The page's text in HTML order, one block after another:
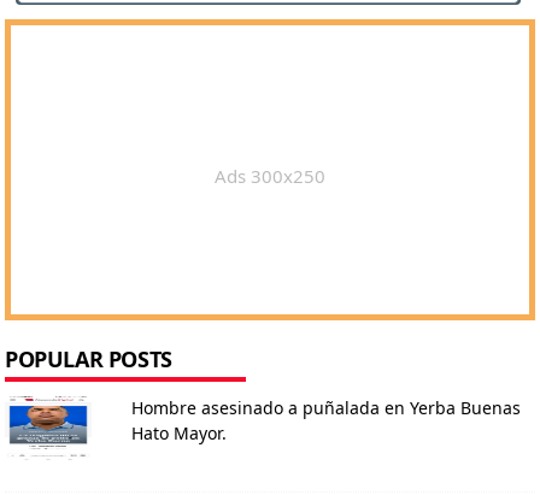
Ads 300x250
POPULAR POSTS
Hombre asesinado a puñalada en Yerba Buenas
Hato Mayor.